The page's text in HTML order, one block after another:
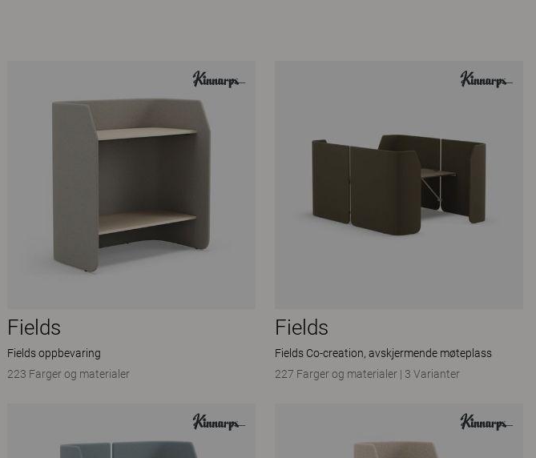
Fields
Fields oppbevaring
223 Farger og materialer
Fields
Fields Co-creation, avskjermende møteplass
227 Farger og materialer | 3 Varianter